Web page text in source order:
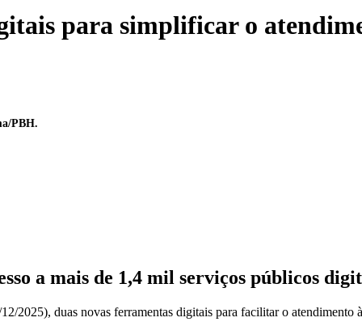
para simplificar o
PBH.
a mais de 1,4 mil serviços públicos
2025), duas novas ferramentas digitais para facilitar o